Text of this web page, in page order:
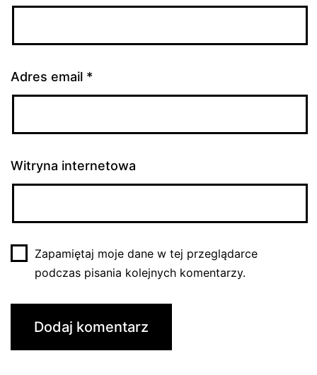
Adres email *
Witryna internetowa
Zapamiętaj moje dane w tej przeglądarce
podczas pisania kolejnych komentarzy.